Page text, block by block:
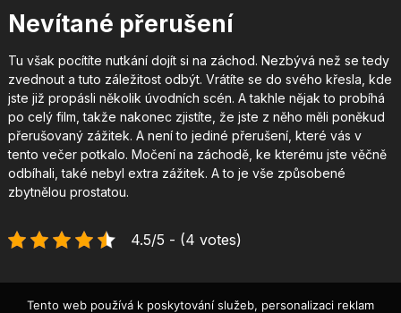
Nevítané přerušení
Tu však pocítíte nutkání dojít si na záchod. Nezbývá než se tedy
zvednout a tuto záležitost odbýt. Vrátíte se do svého křesla, kde
jste již propásli několik úvodních scén. A takhle nějak to probíhá
po celý film, takže nakonec zjistíte, že jste z něho měli poněkud
přerušovaný zážitek. A není to jediné přerušení, které vás v
tento večer potkalo. Močení na záchodě, ke kterému jste věčně
odbíhali, také nebyl extra zážitek. A to je vše způsobené
zbytnělou prostatou.
4.5/5 - (4 votes)
Tento web používá k poskytování služeb, personalizaci reklam